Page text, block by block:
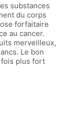
substances
du corps
forfaitaire
au cancer.
merveilleux,
Le bon
plus fort